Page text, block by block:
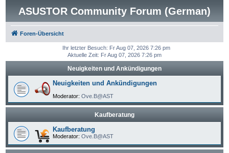
ASUSTOR Community Forum (German)
Foren-Übersicht
Ihr letzter Besuch: Fr Aug 07, 2026 7:26 pm
Aktuelle Zeit: Fr Aug 07, 2026 7:26 pm
Neuigkeiten und Ankündigungen
Neuigkeiten und Ankündigungen
Moderator: Ove.B@AST
Kaufberatung
Kaufberatung
Moderator: Ove.B@AST